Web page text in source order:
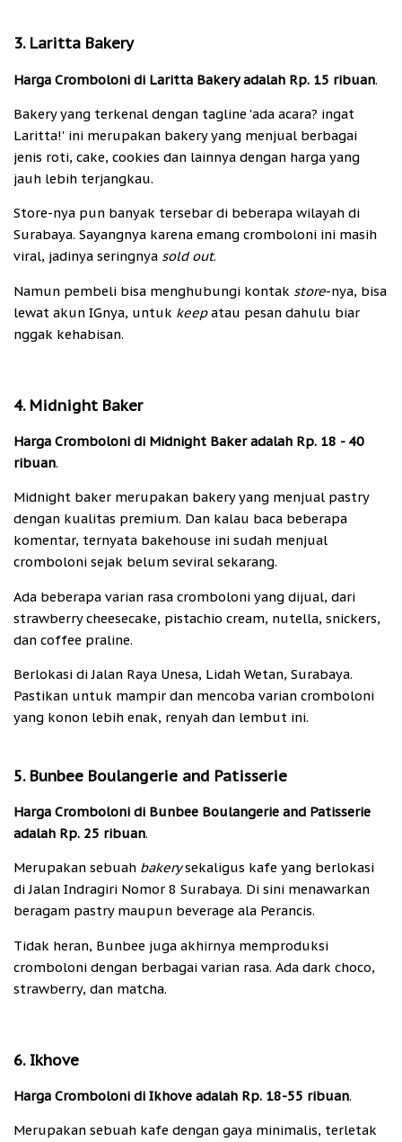
3. Laritta Bakery
Harga Cromboloni di Laritta Bakery adalah Rp. 15 ribuan.
Bakery yang terkenal dengan tagline 'ada acara? ingat
Laritta!' ini merupakan bakery yang menjual berbagai
jenis roti, cake, cookies dan lainnya dengan harga yang
jauh lebih terjangkau.
Store-nya pun banyak tersebar di beberapa wilayah di
Surabaya. Sayangnya karena emang cromboloni ini masih
viral, jadinya seringnya sold out.
Namun pembeli bisa menghubungi kontak store-nya, bisa
lewat akun IGnya, untuk keepatau pesan dahulu biar
nggak kehabisan.
4. Midnight Baker
Harga Cromboloni di Midnight Baker adalah Rp. 18 - 40
ribuan.
Midnight baker merupakan bakery yang menjual pastry
dengan kualitas premium. Dan kalau baca beberapa
komentar, ternyata bakehouse ini sudah menjual
cromboloni sejak belum seviral sekarang.
Ada beberapa varian rasa cromboloni yang dijual, dari
strawberry cheesecake, pistachio cream, nutella, snickers,
dan coffee praline.
Berlokasi di Jalan Raya Unesa, Lidah Wetan, Surabaya.
Pastikan untuk mampir dan mencoba varian cromboloni
yang konon lebih enak, renyah dan lembut ini.
5. Bunbee Boulangerie and Patisserie
Harga Cromboloni di Bunbee Boulangerie and Patisserie
adalah Rp. 25 ribuan.
Merupakan sebuah bakerysekaligus kafe yang berlokasi
di Jalan Indragiri Nomor 8 Surabaya. Di sini menawarkan
beragam pastry maupun beverage ala Perancis.
Tidak heran, Bunbee juga akhirnya memproduksi
cromboloni dengan berbagai varian rasa. Ada dark choco,
strawberry, dan matcha.
6. Ikhove
Harga Cromboloni di Ikhove adalah Rp. 18-55 ribuan.
Merupakan sebuah kafe dengan gaya minimalis, terletak